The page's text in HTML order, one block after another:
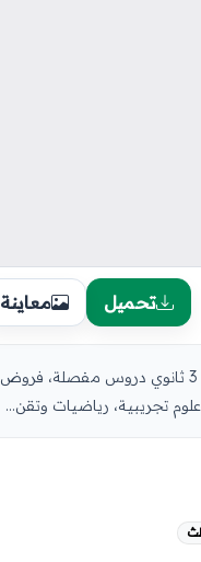
تحميل معاينة
تجريبية، رياضيات وتقن...